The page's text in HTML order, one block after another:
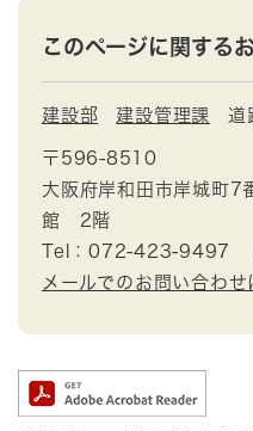
このページに関する
建設部 建設管理課 道
〒596-8510
大阪府岸和田市岸城町
館 2階
Tel：072-423-9497
メールでのお問い合わせ